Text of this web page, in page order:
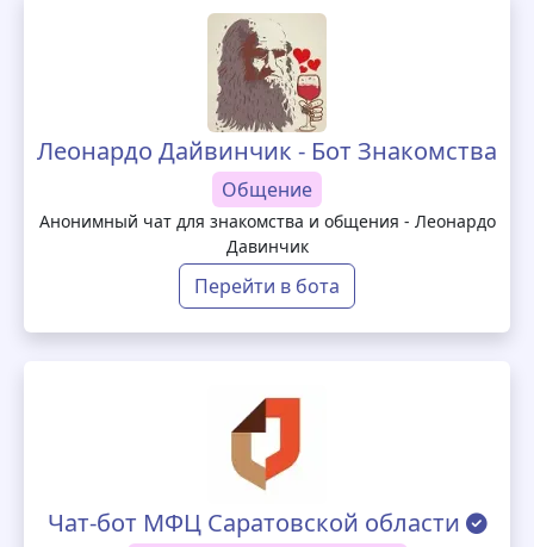
Леонардо Дайвинчик - Бот Знакомства
Общение
Анонимный чат для знакомства и общения - Леонардо
Давинчик
Перейти в бота
Чат-бот МФЦ Саратовской области